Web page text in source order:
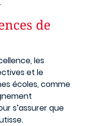
de
les
et le
écoles, comme
s’assurer que